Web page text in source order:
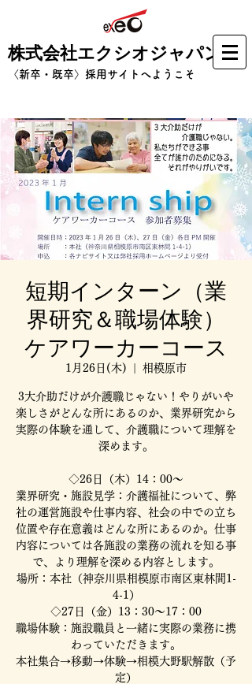
株式会社エクシオジャパン
​〈新卒・既卒〉採用サイトへようこそ
短期インターン（業
界研究＆職場体験）
ケアワーカーコース
1月26日(木) 相模原市
3大介助だけが介護職じゃない！やりがいや
楽しさがどんな所にあるのか、業界研究から
実際の体験を通して、介護職について理解を
深めます。
◇26日（木）14：00～
業界研究・施設見学：介護福祉について、弊
社の運営施設や仕事内容、社会の中での立ち
位置や存在意義はどんな所にあるのか。仕事
内容については各施設の業務の流れを知る事
で、より理解を深める内容とします。
場所：本社（神奈川県相模原市南区東林間1-
4-1）
◇27日（金）13：30～17：00
職場体験：施設職員と一緒に実際の業務に携
わっていただきます。
本社集合→移動→体験→相模大野駅解散（予
定）